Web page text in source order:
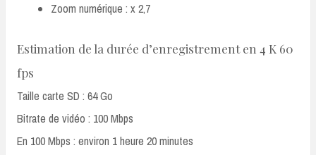
Zoom numérique : x 2,7
Estimation de la durée d’enregistrement en 4 K 60
fps
Taille carte SD : 64 Go
Bitrate de vidéo : 100 Mbps
En 100 Mbps : environ 1 heure 20 minutes